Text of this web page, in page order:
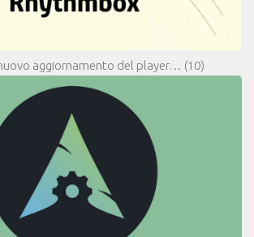
aggiornamento del player… (10)